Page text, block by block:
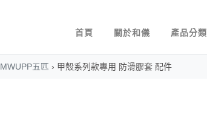
首頁 關於和儀 產品分類
MWUPP五匹 › 甲殼系列款專用 防滑膠套 配件